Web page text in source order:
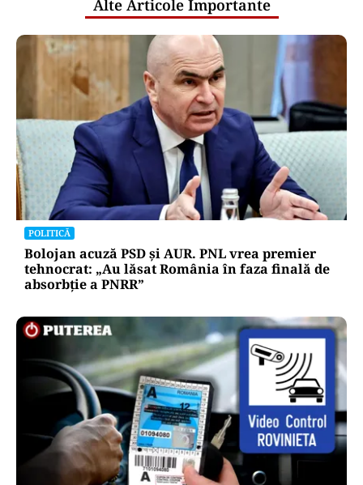
Alte Articole Importante
POLITICĂ
Bolojan acuză PSD și AUR. PNL vrea premier
tehnocrat: „Au lăsat România în faza finală de
absorbţie a PNRR”